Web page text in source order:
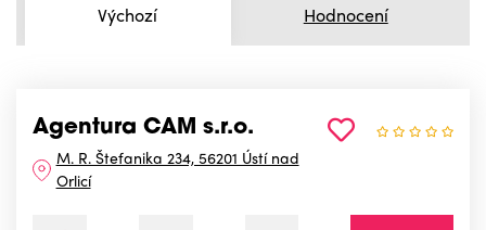
Výchozí Hodnocení
Agentura CAM s.r.o.
M. R. Štefanika 234, 56201 Ústí nad
Orlicí